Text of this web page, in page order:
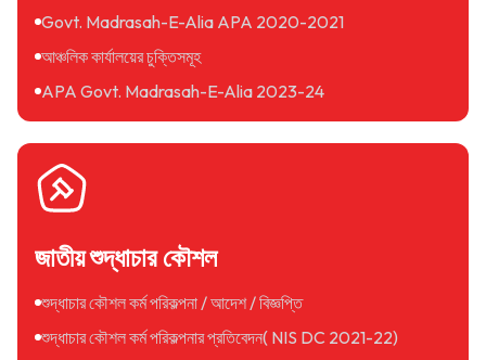
Govt. Madrasah-E-Alia APA 2020-2021
আঞ্চলিক কার্যালয়ের চুক্তিসমূহ
APA Govt. Madrasah-E-Alia 2023-24
জাতীয় শুদ্ধাচার কৌশল
শুদ্ধাচার কৌশল কর্ম পরিকল্পনা / আদেশ / বিজ্ঞপ্তি
শুদ্ধাচার কৌশল কর্ম পরিকল্পনার প্রতিবেদন( NIS DC 2021-22)